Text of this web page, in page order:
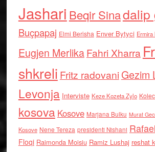
Jashari Beqir Sinadalip
Buçpapaj Elmi Berisha Enver Bytyci Ermira
Eugjen MerlikaFahri Xharra
shkreli Fritz radovaniGezim
Levonja Interviste Keze Kozeta Zylo
kosova Kosove Marjana Bulku Murat
Kosove Nene Tereza presidenti Nishani
Floqi Raimonda Moisiu Ramiz Lushaj reshat